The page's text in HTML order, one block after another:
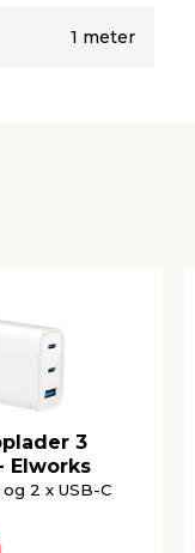
1 meter
3
Elworks
2 x USB-C